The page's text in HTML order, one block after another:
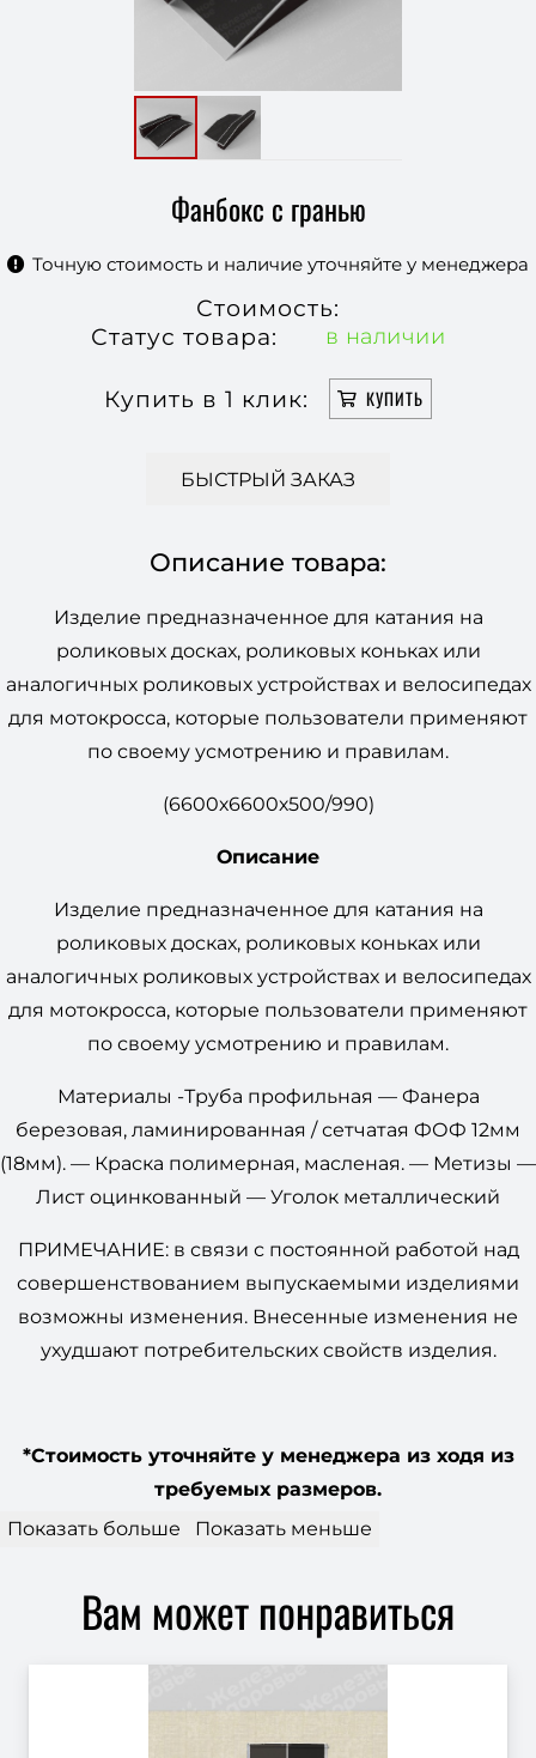
Фанбокс с гранью
Точную стоимость и наличие уточняйте у менеджера
Стоимость:
Статус товара:
в наличии
Купить в 1 клик: КУПИТЬ
БЫСТРЫЙ ЗАКАЗ
Описание товара:
Изделие предназначенное для катания на
роликовых досках, роликовых коньках или
аналогичных роликовых устройствах и велосипедах
для мотокросса, которые пользователи применяют
по своему усмотрению и правилам.
(6600х6600х500/990)
Описание
Изделие предназначенное для катания на
роликовых досках, роликовых коньках или
аналогичных роликовых устройствах и велосипедах
для мотокросса, которые пользователи применяют
по своему усмотрению и правилам.
Материалы -Труба профильная — Фанера
березовая, ламинированная / сетчатая ФОФ 12мм
(18мм). — Краска полимерная, масленая. — Метизы —
Лист оцинкованный — Уголок металлический
ПРИМЕЧАНИЕ: в связи с постоянной работой над
совершенствованием выпускаемыми изделиями
возможны изменения. Внесенные изменения не
ухудшают потребительских свойств изделия.
*Стоимость уточняйте у менеджера из ходя из
требуемых размеров.
Показать больше
Показать меньше
Вам может понравиться